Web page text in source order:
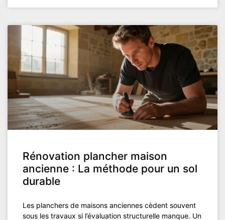
Rénovation plancher maison
ancienne : La méthode pour un sol
durable
Les planchers de maisons anciennes cèdent souvent
sous les travaux si l’évaluation structurelle manque. Un